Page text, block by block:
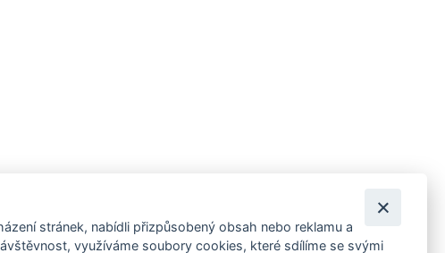
ankety, pozvánky na kulturní a sportovní akce?
stránek, nabídli přizpůsobený obsah nebo reklamu a
využíváme soubory cookies, které sdílíme se svými